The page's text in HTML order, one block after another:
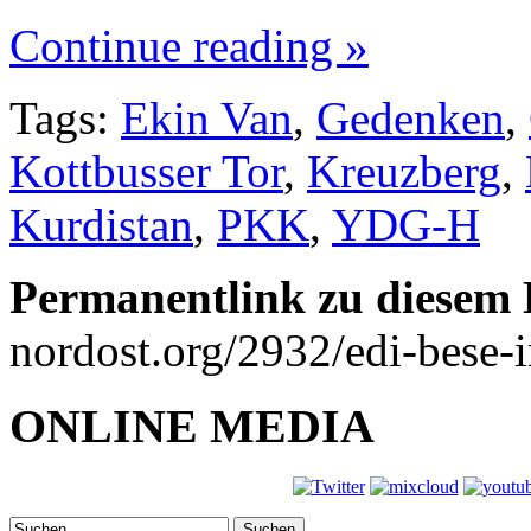
Continue reading »
Tags: Ekin Van, Gedenken,
Kottbusser Tor, Kreuzberg,
Kurdistan, PKK, YDG-H
Permanentlink zu
nordost.org/2932/edi-
ONLINE MEDIA